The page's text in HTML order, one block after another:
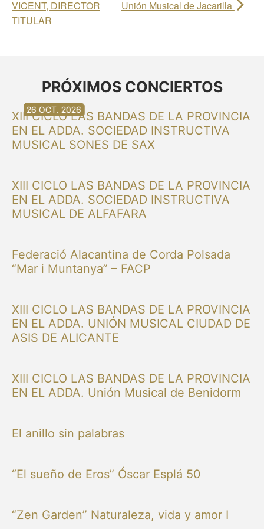
VICENT, DIRECTOR
TITULAR
Unión Musical de Jacarilla
PRÓXIMOS CONCIERTOS
XIII CICLO LAS BANDAS DE LA PROVINCIA
EN EL ADDA. SOCIEDAD INSTRUCTIVA
MUSICAL SONES DE SAX
30 AG. 2026
XIII CICLO LAS BANDAS DE LA PROVINCIA
EN EL ADDA. SOCIEDAD INSTRUCTIVA
MUSICAL DE ALFAFARA
30 AG. 2026
Federació Alacantina de Corda Polsada
“Mar i Muntanya” – FACP
13 SET. 2026
XIII CICLO LAS BANDAS DE LA PROVINCIA
EN EL ADDA. UNIÓN MUSICAL CIUDAD DE
ASIS DE ALICANTE
20 SET. 2026
XIII CICLO LAS BANDAS DE LA PROVINCIA
EN EL ADDA. Unión Musical de Benidorm
20 SET. 2026
El anillo sin palabras
26 SET. 2026
“El sueño de Eros” Óscar Esplá 50
03 OCT. 2026
“Zen Garden” Naturaleza, vida y amor I
16 OCT. 2026
26 OCT. 2026